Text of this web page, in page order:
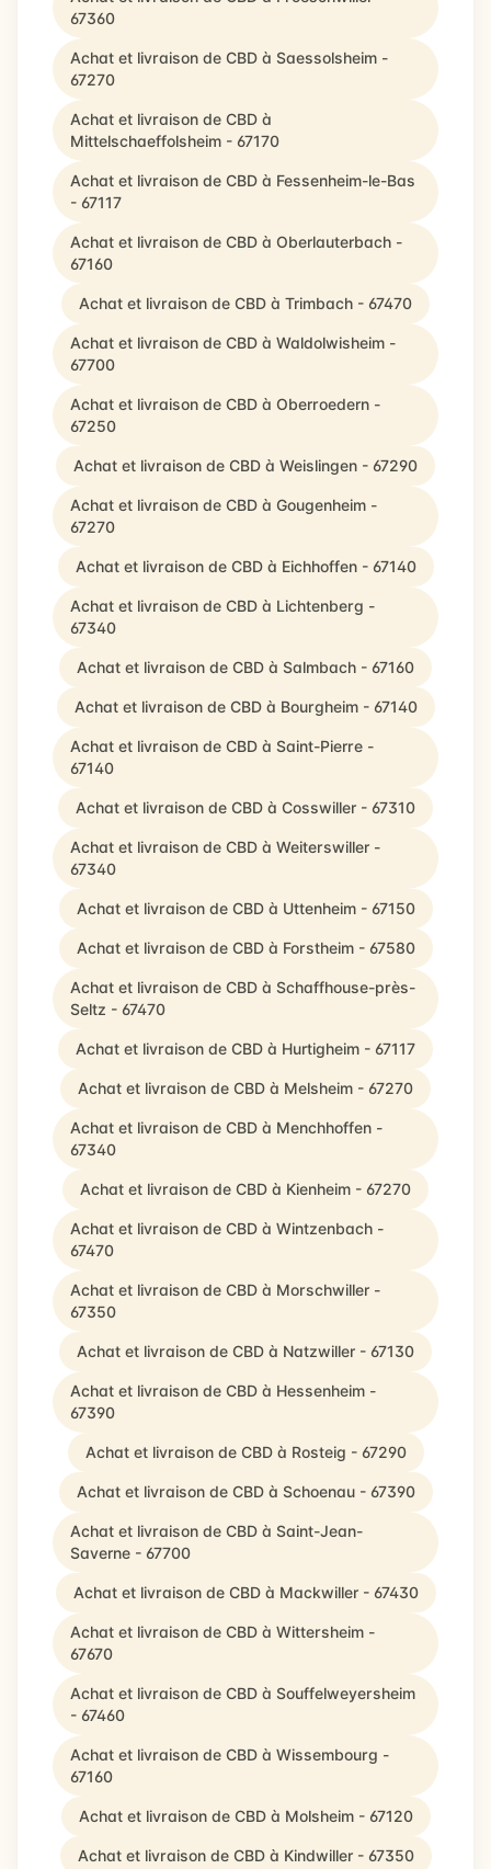
67360
Achat et livraison de CBD à Saessolsheim -
67270
Achat et livraison de CBD à
Mittelschaeffolsheim - 67170
Achat et livraison de CBD à Fessenheim-le-Bas
- 67117
Achat et livraison de CBD à Oberlauterbach -
67160
Achat et livraison de CBD à Trimbach - 67470
Achat et livraison de CBD à Waldolwisheim -
67700
Achat et livraison de CBD à Oberroedern -
67250
Achat et livraison de CBD à Weislingen - 67290
Achat et livraison de CBD à Gougenheim -
67270
Achat et livraison de CBD à Eichhoffen - 67140
Achat et livraison de CBD à Lichtenberg -
67340
Achat et livraison de CBD à Salmbach - 67160
Achat et livraison de CBD à Bourgheim - 67140
Achat et livraison de CBD à Saint-Pierre -
67140
Achat et livraison de CBD à Cosswiller - 67310
Achat et livraison de CBD à Weiterswiller -
67340
Achat et livraison de CBD à Uttenheim - 67150
Achat et livraison de CBD à Forstheim - 67580
Achat et livraison de CBD à Schaffhouse-près-
Seltz - 67470
Achat et livraison de CBD à Hurtigheim - 67117
Achat et livraison de CBD à Melsheim - 67270
Achat et livraison de CBD à Menchhoffen -
67340
Achat et livraison de CBD à Kienheim - 67270
Achat et livraison de CBD à Wintzenbach -
67470
Achat et livraison de CBD à Morschwiller -
67350
Achat et livraison de CBD à Natzwiller - 67130
Achat et livraison de CBD à Hessenheim -
67390
Achat et livraison de CBD à Rosteig - 67290
Achat et livraison de CBD à Schoenau - 67390
Achat et livraison de CBD à Saint-Jean-
Saverne - 67700
Achat et livraison de CBD à Mackwiller - 67430
Achat et livraison de CBD à Wittersheim -
67670
Achat et livraison de CBD à Souffelweyersheim
- 67460
Achat et livraison de CBD à Wissembourg -
67160
Achat et livraison de CBD à Molsheim - 67120
Achat et livraison de CBD à Kindwiller - 67350